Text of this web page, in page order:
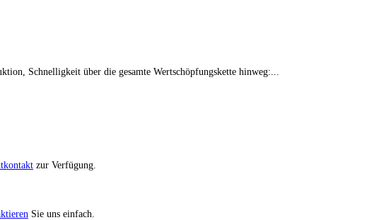
Schnelligkeit über die gesamte Wertschöpfungskette hinweg:...
zur Verfügung.
Sie uns einfach.